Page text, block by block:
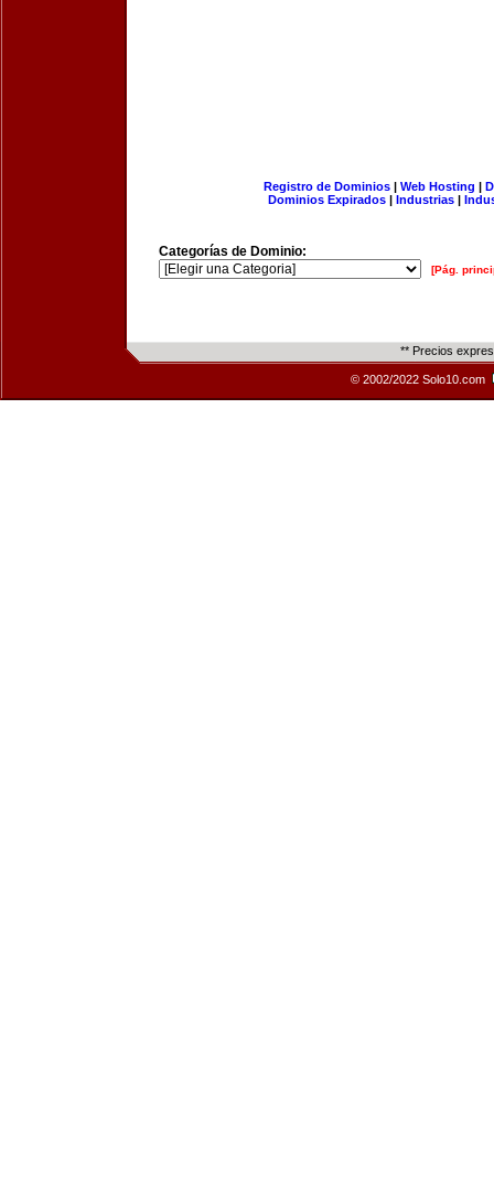
Registro de Dominios| Web Hosting |
Dominios Expirados | Industrias |
Categorías de Dominio:
[Pág.
** Precios
© 2002/2022 Solo10.com